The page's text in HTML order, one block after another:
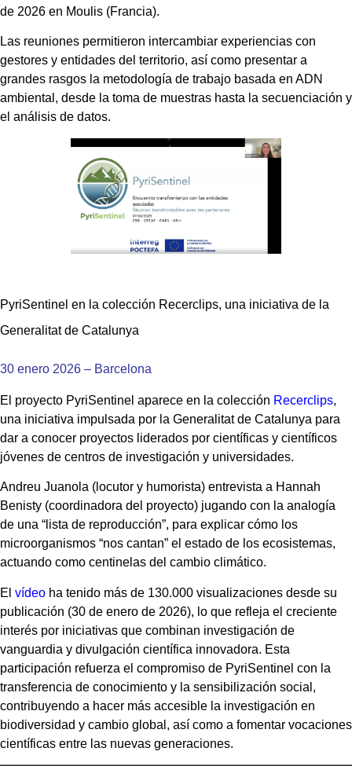
de 2026 en Moulis (Francia).
Las reuniones permitieron intercambiar experiencias con
gestores y entidades del territorio, así como presentar a
grandes rasgos la metodología de trabajo basada en ADN
ambiental, desde la toma de muestras hasta la secuenciación y
el análisis de datos.
PyriSentinel en la colección Recerclips, una iniciativa de la
Generalitat de Catalunya
30 enero 2026 – Barcelona
El proyecto PyriSentinel aparece en la colección Recerclips,
una iniciativa impulsada por la Generalitat de Catalunya para
dar a conocer proyectos liderados por científicas y científicos
jóvenes de centros de investigación y universidades.
Andreu Juanola (locutor y humorista) entrevista a Hannah
Benisty (coordinadora del proyecto) jugando con la analogía
de una “lista de reproducción”, para explicar cómo los
microorganismos “nos cantan” el estado de los ecosistemas,
actuando como centinelas del cambio climático.
El vídeo ha tenido más de 130.000 visualizaciones desde su
publicación (30 de enero de 2026), lo que refleja el creciente
interés por iniciativas que combinan investigación de
vanguardia y divulgación científica innovadora. Esta
participación refuerza el compromiso de PyriSentinel con la
transferencia de conocimiento y la sensibilización social,
contribuyendo a hacer más accesible la investigación en
biodiversidad y cambio global, así como a fomentar vocaciones
científicas entre las nuevas generaciones.